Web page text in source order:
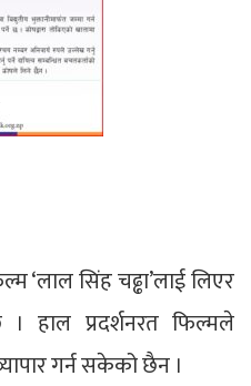
‘लाल सिंह चढ्ढा’लाई लिएर
हाल प्रदर्शनरत फिल्मले
गर्न सकेको छैन ।